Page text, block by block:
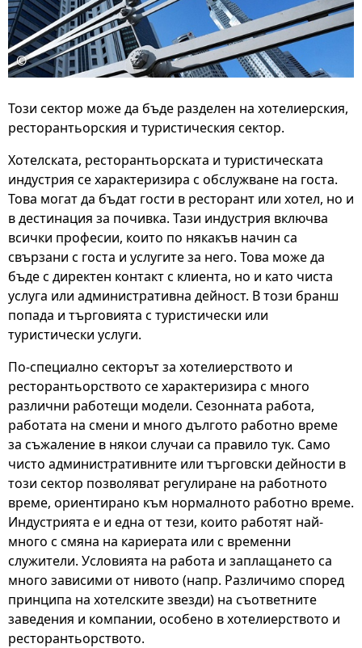
©
Този сектор може да бъде разделен на хотелиерския,
ресторантьорския и туристическия сектор.
Хотелската, ресторантьорската и туристическата
индустрия се характеризира с обслужване на госта.
Това могат да бъдат гости в ресторант или хотел, но и
в дестинация за почивка. Тази индустрия включва
всички професии, които по някакъв начин са
свързани с госта и услугите за него. Това може да
бъде с директен контакт с клиента, но и като чиста
услуга или административна дейност. В този бранш
попада и търговията с туристически или
туристически услуги.
По-специално секторът за хотелиерството и
ресторантьорството се характеризира с много
различни работещи модели. Сезонната работа,
работата на смени и много дългото работно време
за съжаление в някои случаи са правило тук. Само
чисто административните или търговски дейности в
този сектор позволяват регулиране на работното
време, ориентирано към нормалното работно време.
Индустрията е и една от тези, които работят най-
много с смяна на кариерата или с временни
служители. Условията на работа и заплащането са
много зависими от нивото (напр. Различимо според
принципа на хотелските звезди) на съответните
заведения и компании, особено в хотелиерството и
ресторантьорството.